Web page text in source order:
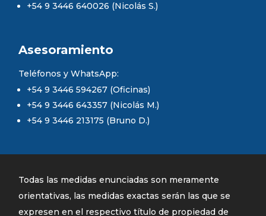
+54 9 3446 640026 (Nicolás S.)
Asesoramiento
Teléfonos y WhatsApp:
+54 9 3446 594267 (Oficinas)
+54 9 3446 643357 (Nicolás M.)
+54 9 3446 213175 (Bruno D.)
Todas las medidas enunciadas son meramente
orientativas, las medidas exactas serán las que se
expresen en el respectivo título de propiedad de